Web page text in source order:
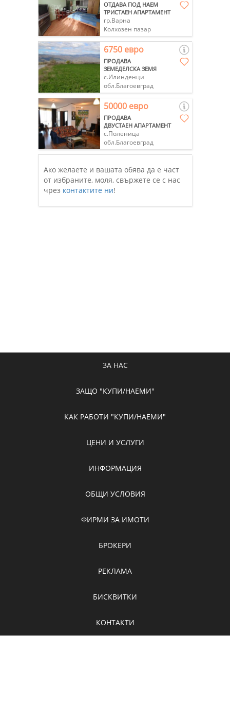
ОТДАВА ПОД НАЕМ
ТРИСТАЕН АПАРТАМЕНТ
гр.Варна
Колхозен пазар
6750 евро
ПРОДАВА
ЗЕМЕДЕЛСКА ЗЕМЯ
с.Илинденци
обл.Благоевград
50000 евро
ПРОДАВА
ДВУСТАЕН АПАРТАМЕНТ
с.Поленица
обл.Благоевград
Ако желаете и вашата обява да е част
от избраните, моля, свържете се с нас
чрез контактите ни!
ЗА НАС
ЗАЩО "КУПИ/НАЕМИ"
КАК РАБОТИ "КУПИ/НАЕМИ"
ЦЕНИ И УСЛУГИ
ИНФОРМАЦИЯ
ОБЩИ УСЛОВИЯ
ФИРМИ ЗА ИМОТИ
БРОКЕРИ
РЕКЛАМА
БИСКВИТКИ
КОНТАКТИ